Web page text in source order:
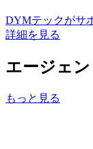
DYMテックがサ
詳細を見る
エージェ
もっと見る